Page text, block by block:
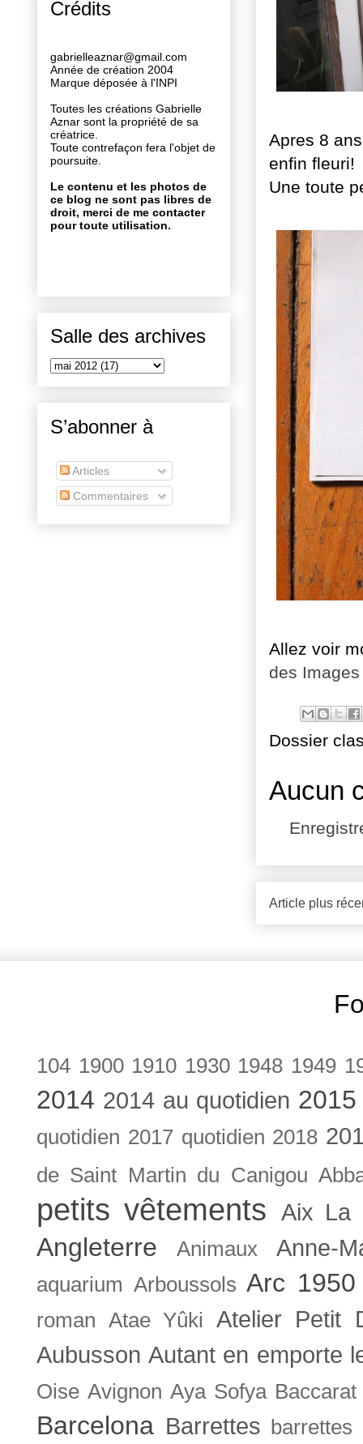
Apres 8
enfin fleuri!
Une toute
Allez voir
des Images
Dossier
Aucun
Article plus
Crédits
gabrielleaznar@gmail.com
Année de création 2004
Marque déposée à l'INPI
Toutes les créations Gabrielle
Aznar sont la propriété de sa
créatrice.
Toute contrefaçon fera l'objet de
poursuite.
Le contenu et les photos de
ce blog ne sont pas libres de
droit, merci de me contacter
pour toute utilisation.
Salle des archives
S’abonner à
Articles
Commentaires
104 1900 1910 1930 1948 1949
2014 2014 au quotidien
quotidien 2017 quotidien 2018
de Saint Martin du Canigou
petits vêtements Aix La
Angleterre Animaux Anne-
aquarium Arboussols Arc 1950
roman Atae Yûki
Atelier Petit
Aubusson Autant en emporte
Oise Avignon Aya Sofya Baccarat
Barcelona Barrettes